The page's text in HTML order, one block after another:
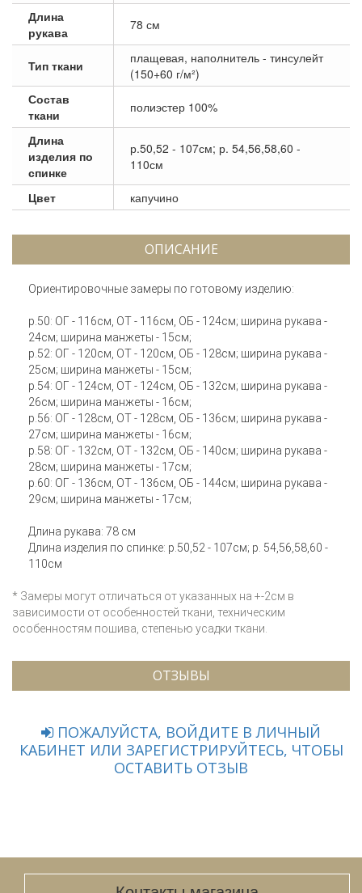
Длина
рукава
78 см
Тип ткани
плащевая, наполнитель - тинсулейт
(150+60 г/м²)
Состав
ткани
полиэстер 100%
Длина
изделия по
спинке
р.50,52 - 107см; р. 54,56,58,60 -
110см
Цвет капучино
ОПИСАНИЕ
Ориентировочные замеры по готовому изделию:
р.50: ОГ - 116см, ОТ - 116см, ОБ - 124см; ширина рукава -
24см; ширина манжеты - 15см;
р.52: ОГ - 120см, ОТ - 120см, ОБ - 128см; ширина рукава -
25см; ширина манжеты - 15см;
р.54: ОГ - 124см, ОТ - 124см, ОБ - 132см; ширина рукава -
26см; ширина манжеты - 16см;
р.56: ОГ - 128см, ОТ - 128см, ОБ - 136см; ширина рукава -
27см; ширина манжеты - 16см;
р.58: ОГ - 132см, ОТ - 132см, ОБ - 140см; ширина рукава -
28см; ширина манжеты - 17см;
р.60: ОГ - 136см, ОТ - 136см, ОБ - 144см; ширина рукава -
29см; ширина манжеты - 17см;
Длина рукава: 78 см
Длина изделия по спинке: р.50,52 - 107см; р. 54,56,58,60 -
110см
* Замеры могут отличаться от указанных на +-2см в
зависимости от особенностей ткани, техническим
особенностям пошива, степенью усадки ткани.
ОТЗЫВЫ
ПОЖАЛУЙСТА, ВОЙДИТЕ В ЛИЧНЫЙ
КАБИНЕТ ИЛИ ЗАРЕГИСТРИРУЙТЕСЬ, ЧТОБЫ
ОСТАВИТЬ ОТЗЫВ